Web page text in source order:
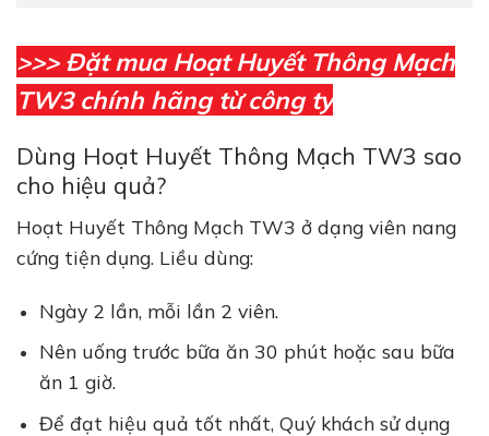
>>> Đặt mua Hoạt Huyết Thông Mạch
TW3 chính hãng từ công ty
Dùng Hoạt Huyết Thông Mạch TW3 sao
cho hiệu quả?
Hoạt Huyết Thông Mạch TW3 ở dạng viên nang
cứng tiện dụng. Liều dùng:
Ngày 2 lần, mỗi lần 2 viên.
Nên uống trước bữa ăn 30 phút hoặc sau bữa
ăn 1 giờ.
Để đạt hiệu quả tốt nhất, Quý khách sử dụng